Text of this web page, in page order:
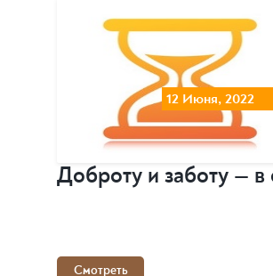
12 Июня, 2022
Доброту и заботу —
Смотреть